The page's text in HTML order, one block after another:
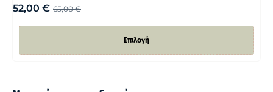
65,00€
52,00 €
Επιλογή